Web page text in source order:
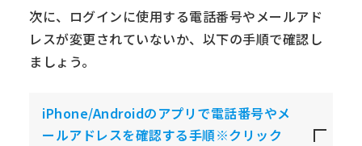
次に、ログインに使用する電話番号やメールアド
レスが変更されていないか、以下の手順で確認し
ましょう。
iPhone/Androidのアプリで電話番号やメ
ールアドレスを確認する手順※クリック